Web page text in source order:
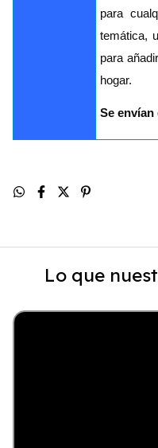
para
temática,
para
hogar.
Se
Lo que